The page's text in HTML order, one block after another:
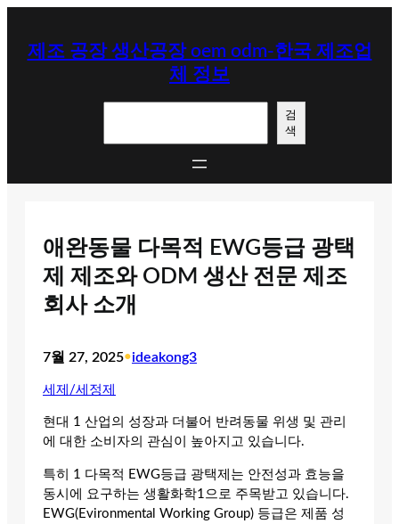
제조 공장 생산공장 oem odm-한국 제조업
체 정보
검
색
애완동물 다목적 EWG등급 광택
제 제조와 ODM 생산 전문 제조
회사 소개
7월 27, 2025•ideakong3
세제/세정제
현대 1 산업의 성장과 더불어 반려동물 위생 및 관리
에 대한 소비자의 관심이 높아지고 있습니다.
특히 1 다목적 EWG등급 광택제는 안전성과 효능을
동시에 요구하는 생활화학1으로 주목받고 있습니다.
EWG(Evironmental Working Group) 등급은 제품 성